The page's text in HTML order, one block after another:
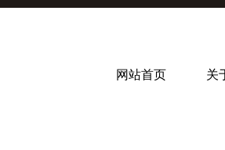
网站首页 关